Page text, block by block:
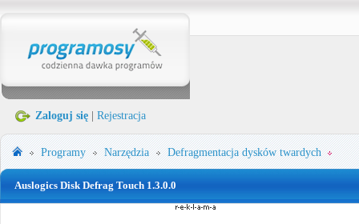
Zaloguj się Rejestracja
Programy Narzędzia Defragmentacja dysków twardych
Auslogics Disk Defrag Touch 1.3.0.0